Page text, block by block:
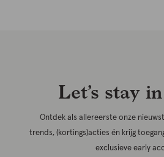
Let’s stay
Ontdek als allereerste onze
trends, (kortings)acties én krijg
exclusieve early